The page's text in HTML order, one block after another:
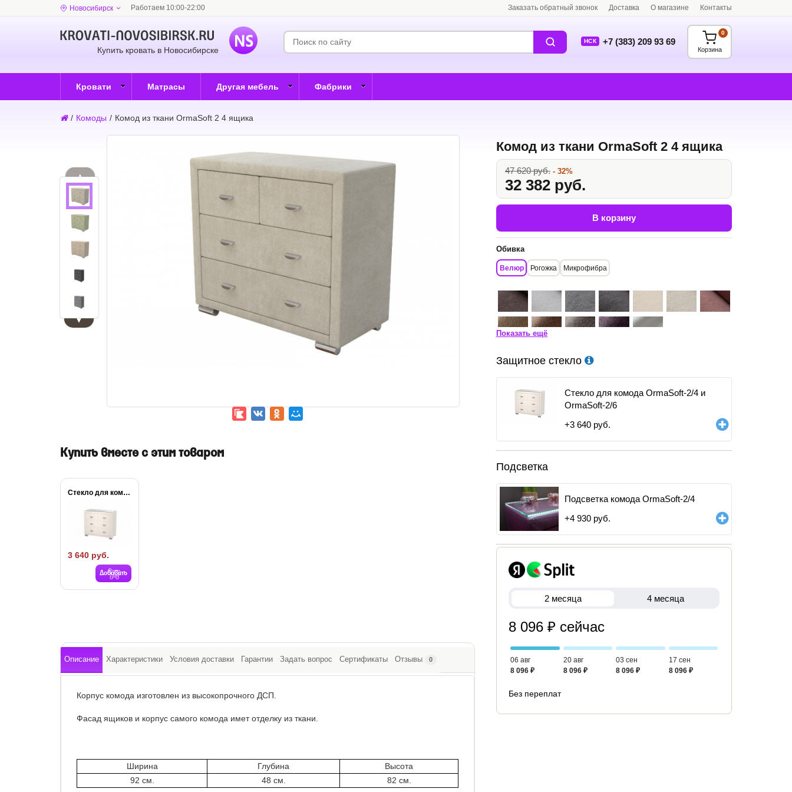
Новосибирск Работаем 10:00-22:00 Заказать обратный звонок Доставка О магазине Контакты
Купить кровать в Новосибирске
НСК +7 (383) 209 93 69
Корзина
0
Кровати Матрасы Другая мебель Фабрики
/ Комоды / Комод из ткани OrmaSoft 2 4 ящика
▲
▼
Комод из ткани OrmaSoft 2 4 ящика
47 620 руб. - 32%
32 382 руб.
В корзину
Обивка
Велюр Рогожка Микрофибра
Показать ещё
Защитное стекло
Стекло для комода OrmaSoft-2/4 и
OrmaSoft-2/6
+3 640 руб.
Подсветка
Подсветка комода OrmaSoft-2/4
+4 930 руб.
2 месяца 4 месяца
8 096 ₽ сейчас
06 авг
8 096 ₽
20 авг
8 096 ₽
03 сен
8 096 ₽
17 сен
8 096 ₽
Без переплат
Купить вместе с этим товаром
Стекло для комода...
3 640 руб.
Добавить
Описание Характеристики Условия доставки Гарантии Задать вопрос Сертификаты Отзывы 0
Корпус комода изготовлен из высокопрочного ДСП.
Фасад ящиков и корпус самого комода имет отделку из ткани.
Ширина Глубина
Высота
92 см.
48 см. 82 см.